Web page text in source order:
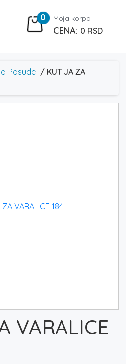
0 Moja korpa
0 RSD
Posude / KUTIJA ZA
VARALICE